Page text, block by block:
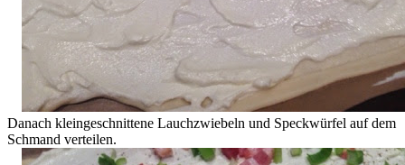
Danach kleingeschnittene Lauchzwiebeln und Speckwürfel auf dem
Schmand verteilen.